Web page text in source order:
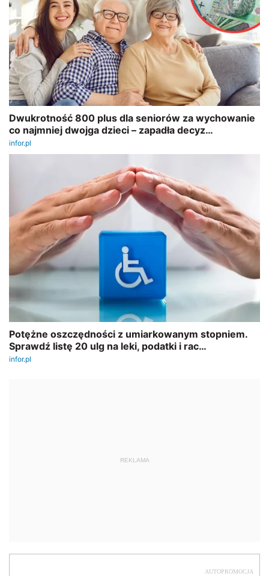
REKLAMA
AUTOPROMOCJA